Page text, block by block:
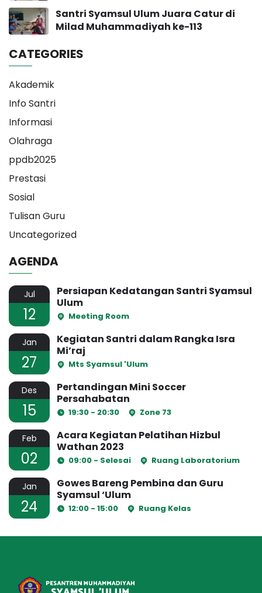
Santri Syamsul Ulum Juara Catur di
Milad Muhammadiyah ke-113
CATEGORIES
Akademik
Info Santri
Informasi
Olahraga
ppdb2025
Prestasi
Sosial
Tulisan Guru
Uncategorized
AGENDA
Jul
12
Persiapan Kedatangan Santri Syamsul
Ulum
Meeting Room
Jan
27
Kegiatan Santri dalam Rangka Isra
Mi’raj
Mts Syamsul 'Ulum
Des
15
Pertandingan Mini Soccer
Persahabatan
19:30 - 20:30 Zone 73
Feb
02
Acara Kegiatan Pelatihan Hizbul
Wathan 2023
09:00 - Selesai Ruang Laboratorium
Jan
24
Gowes Bareng Pembina dan Guru
Syamsul ‘Ulum
12:00 - 15:00 Ruang Kelas